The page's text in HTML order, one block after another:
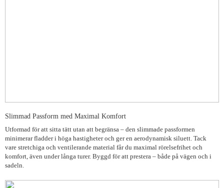
Slimmad Passform med Maximal Komfort
Utformad för att sitta tätt utan att begränsa – den slimmade passformen
minimerar fladder i höga hastigheter och ger en aerodynamisk siluett. Tack
vare stretchiga och ventilerande material får du maximal rörelsefrihet och
komfort, även under långa turer. Byggd för att prestera – både på vägen och i
sadeln.